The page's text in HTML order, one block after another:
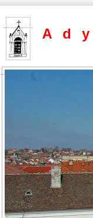
Ady